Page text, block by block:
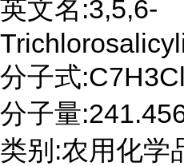
英文名:3,5,6-
分子式
分子量
类别:农用化学